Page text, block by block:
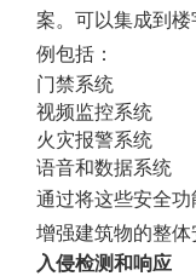
案。可以集成到
例包括：
门禁系统
视频监控系统
火灾报警系统
语音和数据系统
通过将这些安全
增强建筑物的整体
入侵检测和响应